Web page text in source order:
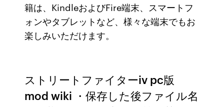
籍は、KindleおよびFire端末、スマートフ
ォンやタブレットなど、様々な端末でもお
楽しみいただけます。
ストリートファイターiv pc版
mod wiki ・保存した後ファイル名